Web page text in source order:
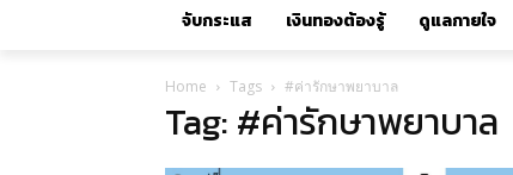
จับกระแส เงินทองต้องรู้ ดูแลกายใจ
Home Tags #ค่ารักษาพยาบาล
Tag: #ค่ารักษาพยาบาล